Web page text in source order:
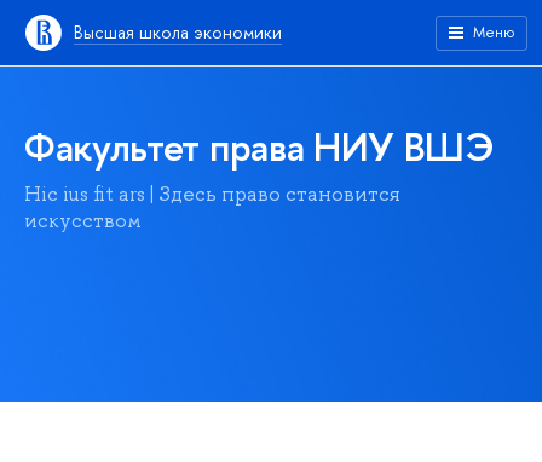
Высшая школа экономики Меню
Факультет права НИУ ВШЭ
Hic ius fit ars | Здесь право становится
искусством